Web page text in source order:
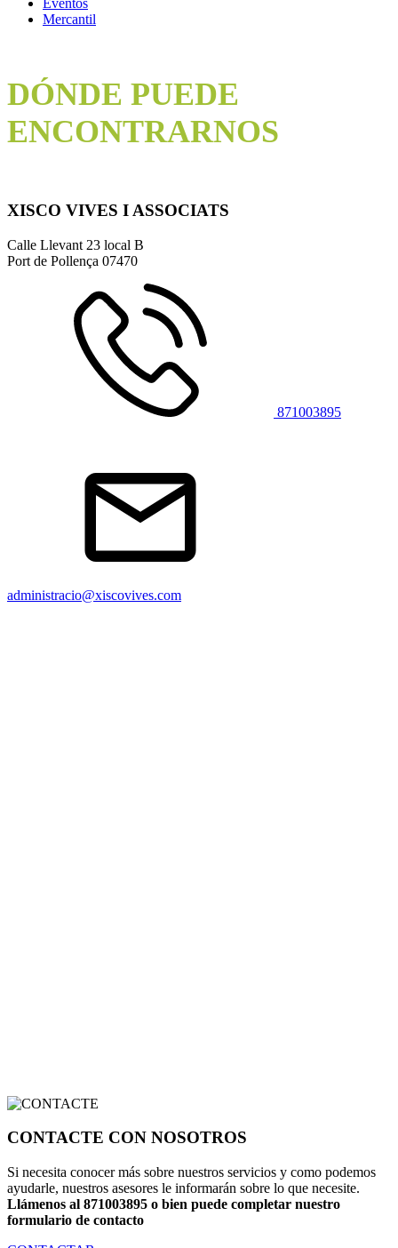
Eventos
Mercantil
DÓNDE PUEDE
ENCONTRARNOS
XISCO VIVES I ASSOCIATS
Calle Llevant 23 local B
Port de Pollença 07470
871003895
administracio@xiscovives.com
CONTACTE CON NOSOTROS
Si necesita conocer más sobre nuestros servicios y como podemos
ayudarle, nuestros asesores le informarán sobre lo que necesite.
Llámenos al 871003895 o bien puede completar nuestro
formulario de contacto